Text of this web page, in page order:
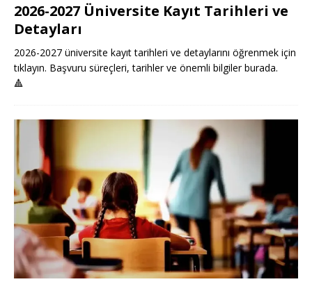
2026-2027 Üniversite Kayıt Tarihleri ve
Detayları
2026-2027 üniversite kayıt tarihleri ve detaylarını öğrenmek için
tıklayın. Başvuru süreçleri, tarihler ve önemli bilgiler burada.
🔺